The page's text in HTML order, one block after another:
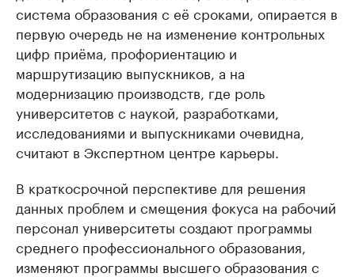
система образования с её сроками, опирается в
первую очередь не на изменение контрольных
цифр приёма, профориентацию и
маршрутизацию выпускников, а на
модернизацию производств, где роль
университетов с наукой, разработками,
исследованиями и выпускниками очевидна,
считают в Экспертном центре карьеры.
В краткосрочной перспективе для решения
данных проблем и смещения фокуса на рабочий
персонал университеты создают программы
среднего профессионального образования,
изменяют программы высшего образования с